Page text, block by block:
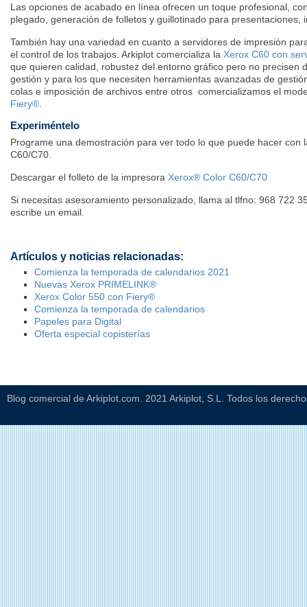
Las opciones de acabado en línea ofrecen un toque profesional,
plegado, generación de folletos y guillotinado para presentaciones,
También hay una variedad en cuanto a servidores de impresión
el control de los trabajos. Arkiplot comercializa la Xerox C60 con
que quieren calidad, robustez del entorno gráfico pero no precisen
gestión y para los que necesiten herramientas avanzadas de
colas e imposición de archivos entre otros comercializamos el
Fiery®
Experiméntelo
Programe una demostración para ver todo lo que puede hacer con
C60/C70.
Descargar el folleto de la impresora Xerox® Color C60/C70
Si necesitas asesoramiento personalizado, llama al tlfno: 968 722
escribe un email.
Artículos y noticias relacionadas:
Comienza la temporada de calendarios 2021
Nuevas Xerox PRIMELINK®
Xerox Color 550 con Fiery®
Comienza la temporada de calendarios
Papeles para Digital
Oferta especial copisterías
Blog comercial de Arkiplot.com. 2021 Arkiplot, S.L. Todos los